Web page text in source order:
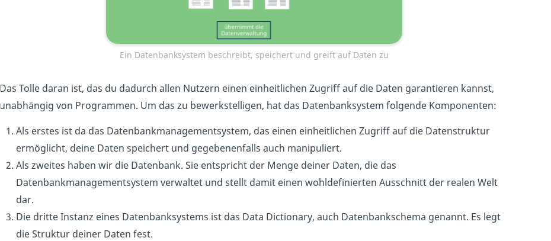
Ein Datenbanksystem beschreibt, speichert und greift auf Daten zu
Das Tolle daran ist, das du dadurch allen Nutzern einen einheitlichen Zugriff auf die Daten garantieren kannst,
unabhängig von Programmen. Um das zu bewerkstelligen, hat das Datenbanksystem folgende Komponenten:
Als erstes ist da das Datenbankmanagementsystem, das einen einheitlichen Zugriff auf die Datenstruktur
ermöglicht, deine Daten speichert und gegebenenfalls auch manipuliert.
Als zweites haben wir die Datenbank. Sie entspricht der Menge deiner Daten, die das
Datenbankmanagementsystem verwaltet und stellt damit einen wohldefinierten Ausschnitt der realen Welt
dar.
Die dritte Instanz eines Datenbanksystems ist das Data Dictionary, auch Datenbankschema genannt. Es legt
die Struktur deiner Daten fest.